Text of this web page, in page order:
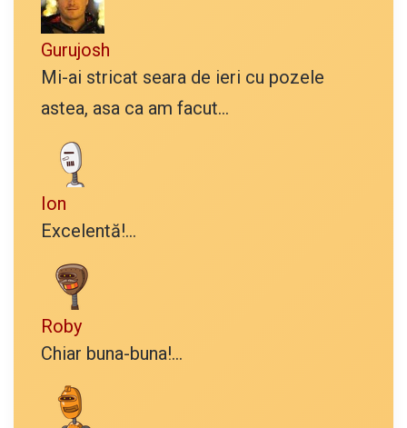
Gurujosh
Mi-ai stricat seara de ieri cu pozele
astea, asa ca am facut...
Ion
Excelentă!...
Roby
Chiar buna-buna!...